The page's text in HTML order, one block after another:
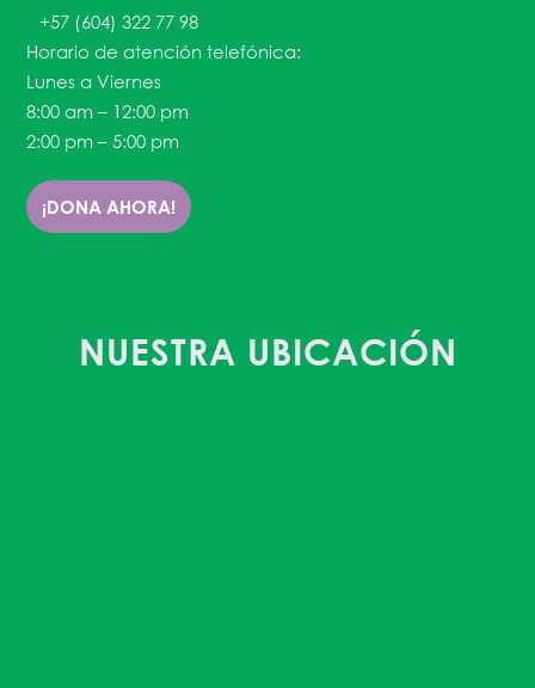
+57 (604) 322 77 98
Horario de atención telefónica:
Lunes a Viernes
8:00 am – 12:00 pm
2:00 pm – 5:00 pm
¡DONA AHORA!
NUESTRA UBICACIÓN